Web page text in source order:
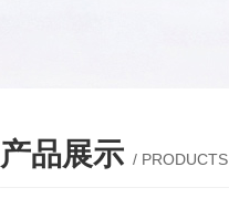
产品展示 / PRODUCTS